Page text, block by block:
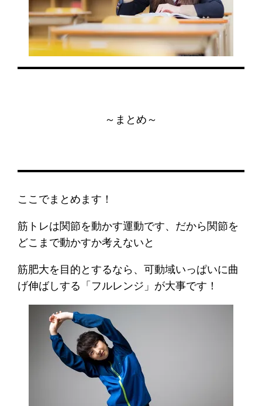
～まとめ～
ここでまとめます！
筋トレは関節を動かす運動です、だから関節を
どこまで動かすか考えないと
筋肥大を目的とするなら、可動域いっぱいに曲
げ伸ばしする「フルレンジ」が大事です！